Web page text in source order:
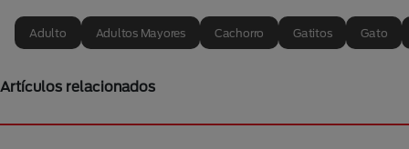
Adulto Adultos Mayores Cachorro Gatitos Gato
Artículos relacionados